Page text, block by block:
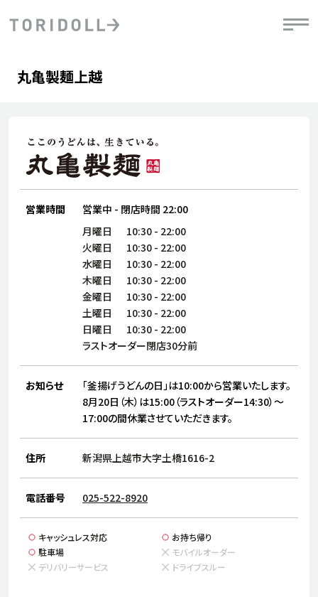
会社情報
株主・投資家情報
サステナビリティ
ブランド
店舗検索
店舗一覧
採用情報
よくある質問・お問い合わせ
デジタルトランス
フォーメーション戦略
DXビジョン2028
粟田社長が語る
トリドールのサステナビリティ
ステークホルダーとの
丸亀製麺上越
営業時間 営業中 - 閉店時間 22:00
月曜日 10:30 - 22:00
火曜日
10:30 - 22:00
水曜日
10:30 - 22:00
木曜日
10:30 - 22:00
金曜日
10:30 - 22:00
土曜日
10:30 - 22:00
日曜日
10:30 - 22:00
ラストオーダー閉店30分前
お知らせ
「釜揚げうどんの日」は10:00から営業いたします。
8月20日（木）は15:00（ラストオーダー14:30）～
17:00の間休業させていただきます。
住所 新潟県上越市大字土橋1616-2
電話番号 025-522-8920
キャッシュレス対応
お持ち帰り
駐車場
モバイルオーダー
デリバリーサービス
ドライブスルー